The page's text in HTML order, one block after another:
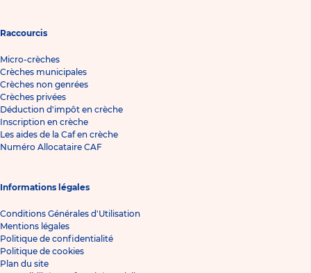
Raccourcis
Micro-crèches
Crèches municipales
Crèches non genrées
Crèches privées
Déduction d'impôt en crèche
Inscription en crèche
Les aides de la Caf en crèche
Numéro Allocataire CAF
Informations légales
Conditions Générales d'Utilisation
Mentions légales
Politique de confidentialité
Politique de cookies
Plan du site